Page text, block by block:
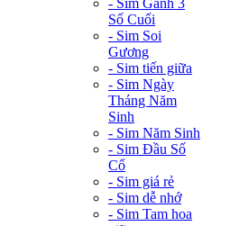
Số Cuối
- Sim Soi
Gương
- Sim tiến giữa
- Sim Ngày
Tháng Năm
Sinh
- Sim Năm Sinh
- Sim Đầu Số
Cổ
- Sim giá rẻ
- Sim dễ nhớ
- Sim Tam hoa